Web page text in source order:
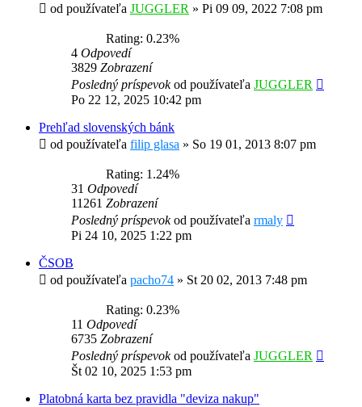
od používateľa JUGGLER » Pi 09 09, 2022 7:08 pm
Rating: 0.23%
4 Odpovedí
3829 Zobrazení
Posledný príspevokod používateľa JUGGLER
Po 22 12, 2025 10:42 pm
Prehľad slovenských bánk
od používateľa filip glasa » So 19 01, 2013 8:07 pm
Rating: 1.24%
31 Odpovedí
11261 Zobrazení
Posledný príspevokod používateľa rmaly
Pi 24 10, 2025 1:22 pm
ČSOB
od používateľa pacho74 » St 20 02, 2013 7:48 pm
Rating: 0.23%
11 Odpovedí
6735 Zobrazení
Posledný príspevokod používateľa JUGGLER
Št 02 10, 2025 1:53 pm
Platobná karta bez pravidla "deviza nakup"